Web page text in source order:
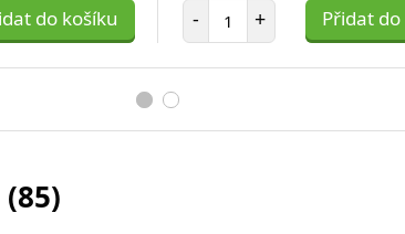
do košíku - Počet položek
+ Přidat
(85)